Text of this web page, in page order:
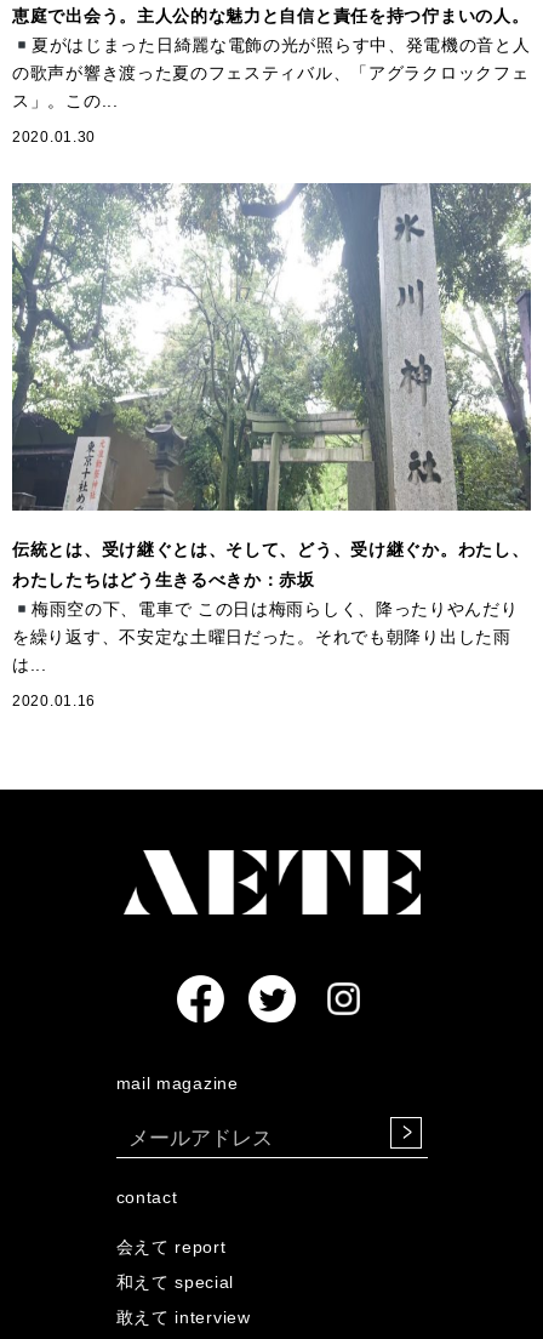
恵庭で出会う。主人公的な魅力と自信と責任を持つ佇まいの人。
夏がはじまった日綺麗な電飾の光が照らす中、発電機の音と人
の歌声が響き渡った夏のフェスティバル、「アグラクロックフェ
ス」。この...
2020.01.30
伝統とは、受け継ぐとは、そして、どう、受け継ぐか。わたし、
わたしたちはどう生きるべきか：赤坂
梅雨空の下、電車で この日は梅雨らしく、降ったりやんだり
を繰り返す、不安定な土曜日だった。それでも朝降り出した雨
は...
2020.01.16
会えて report
和えて special
敢えて interview
mail magazine
contact